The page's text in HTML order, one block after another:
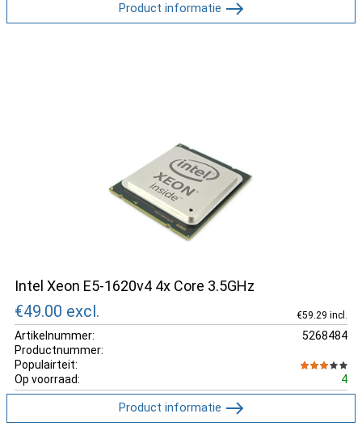
Product informatie
Intel Xeon E5-1620v4 4x Core 3.5GHz
€49.00 excl. €59.29 incl.
Artikelnummer:
5268484
Productnummer:
Populairteit:
Op voorraad:
4
Product informatie